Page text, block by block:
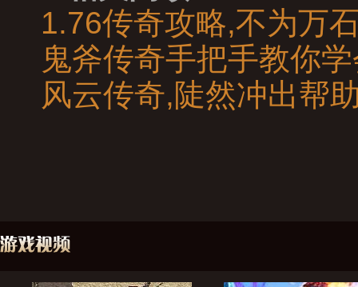
1.76传奇攻略,不为万
鬼斧传奇手把手教你
风云传奇,陡然冲出帮